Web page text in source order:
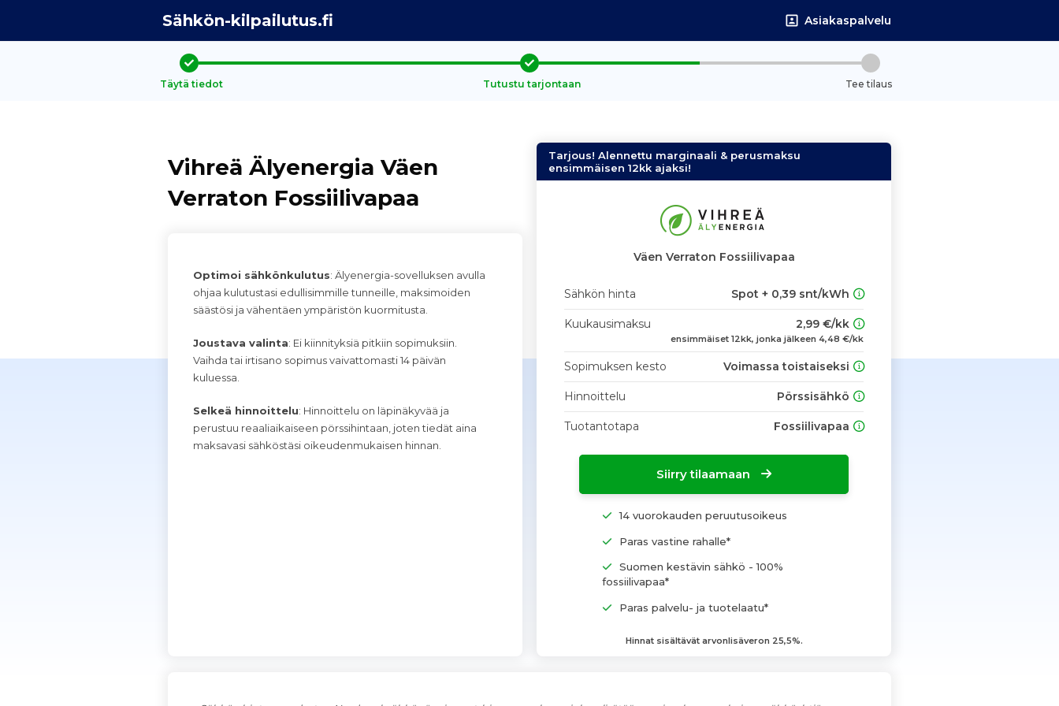
Sähkön-kilpailutus.fi Asiakaspalvelu
Täytä tiedot Tutustu tarjontaan Tee tilaus
Vihreä Älyenergia Väen
Verraton Fossiilivapaa
Optimoi sähkönkulutus: Älyenergia-sovelluksen avulla
ohjaa kulutustasi edullisimmille tunneille, maksimoiden
säästösi ja vähentäen ympäristön kuormitusta.
Joustava valinta: Ei kiinnityksiä pitkiin sopimuksiin.
Vaihda tai irtisano sopimus vaivattomasti 14 päivän
kuluessa.
Selkeä hinnoittelu: Hinnoittelu on läpinäkyvää ja
perustuu reaaliaikaiseen pörssihintaan, joten tiedät aina
maksavasi sähköstäsi oikeudenmukaisen hinnan.
Tarjous! Alennettu marginaali & perusmaksu
ensimmäisen 12kk ajaksi!
Väen Verraton Fossiilivapaa
Sähkön hinta Spot + 0,39 snt/kWh
Kuukausimaksu 2,99 €/kk
ensimmäiset 12kk, jonka jälkeen 4,48 €/kk
Sopimuksen kesto Voimassa toistaiseksi
Hinnoittelu Pörssisähkö
Tuotantotapa Fossiilivapaa
Siirry tilaamaan
14 vuorokauden peruutusoikeus
Paras vastine rahalle*
Suomen kestävin sähkö - 100%
fossiilivapaa*
Paras palvelu- ja tuotelaatu*
Hinnat sisältävät arvonlisäveron 25,5%.